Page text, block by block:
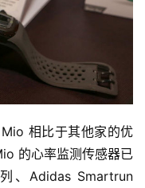
相比于其他家的优
的心率监测传感器已
、Adidas Smartrun